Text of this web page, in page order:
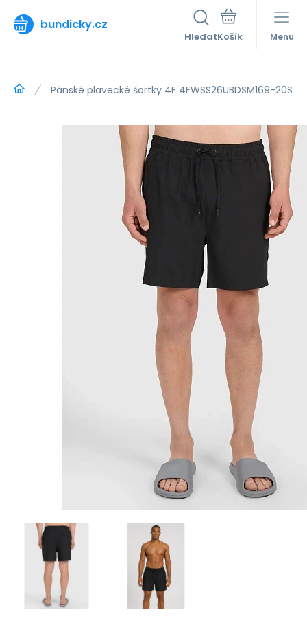
bundicky.cz
Hledat Menu
Pánské plavecké šortky 4F 4FWSS26UBDSM169-20S